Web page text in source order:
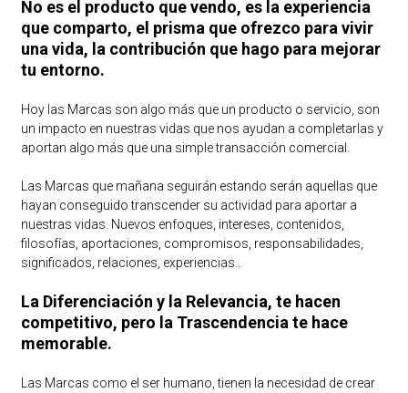
No es el producto que vendo, es la experiencia
que comparto, el prisma que ofrezco para vivir
una vida, la contribución que hago para mejorar
tu entorno.
Hoy las Marcas son algo más que un producto o servicio, son
un impacto en nuestras vidas que nos ayudan a completarlas y
aportan algo más que una simple transacción comercial.
Las Marcas que mañana seguirán estando serán aquellas que
hayan conseguido transcender su actividad para aportar a
nuestras vidas. Nuevos enfoques, intereses, contenidos,
filosofías, aportaciones, compromisos, responsabilidades,
significados, relaciones, experiencias…
La Diferenciación y la Relevancia, te hacen
competitivo, pero la Trascendencia te hace
memorable.
Las Marcas como el ser humano, tienen la necesidad de crear